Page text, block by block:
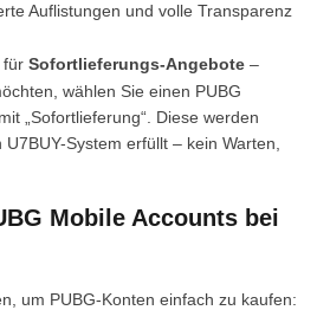
Auflistungen und volle Transparenz
für Sofortlieferungs-Angebote –
wählen Sie einen PUBG
„Sofortlieferung“. Diese werden
System erfüllt – kein Warten,
Mobile Accounts bei
um PUBG-Konten einfach zu kaufen: